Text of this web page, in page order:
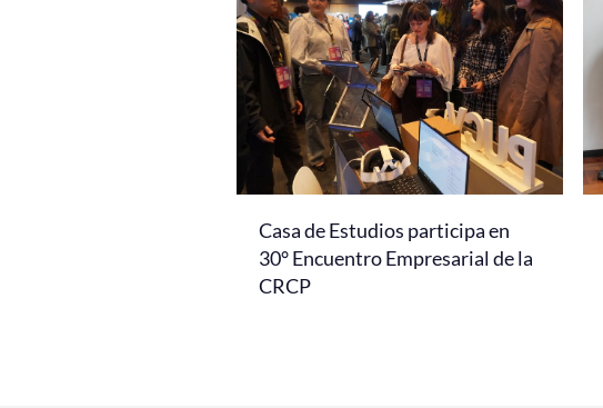
Casa de Estudios participa en
30° Encuentro Empresarial de la
CRCP